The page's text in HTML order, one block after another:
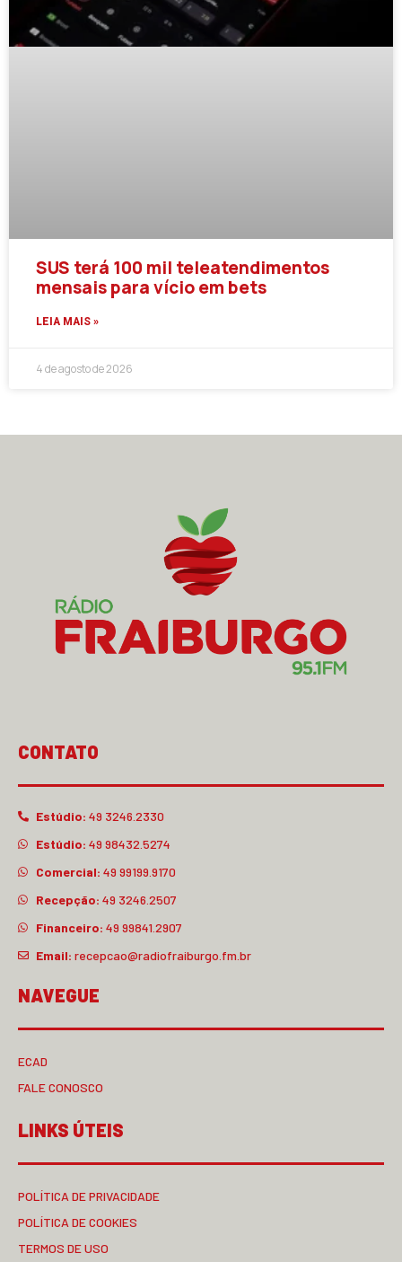
SUS terá 100 mil teleatendimentos
mensais para vício em bets
LEIA MAIS »
4 de agosto de 2026
CONTATO
Estúdio: 49 3246.2330
Estúdio: 49 98432.5274
Comercial: 49 99199.9170
Recepção: 49 3246.2507
Financeiro: 49 99841.2907
Email: recepcao@radiofraiburgo.fm.br
NAVEGUE
ECAD
FALE CONOSCO
LINKS ÚTEIS
POLÍTICA DE PRIVACIDADE
POLÍTICA DE COOKIES
TERMOS DE USO